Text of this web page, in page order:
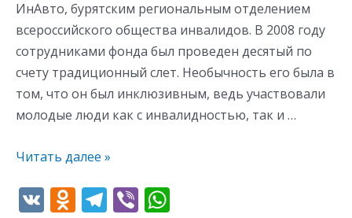
ИнАвто, бурятским региональным отделением
всероссийского общества инвалидов. В 2008 году
сотрудниками фонда был проведен десятый по
счету традиционный слет. Необычность его была в
том, что он был инклюзивным, ведь участвовали
молодые люди как с инвалидностью, так и …
Читать далее »
V O T Vi